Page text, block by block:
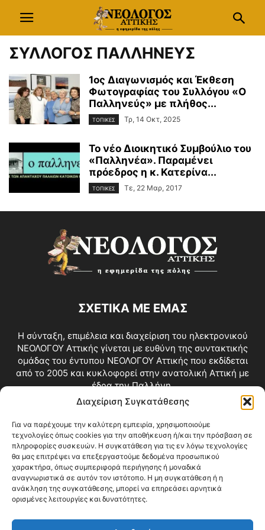
Διαχείριση Συγκατάθεσης
Για να παρέχουμε την καλύτερη εμπειρία, χρησιμοποιούμε
τεχνολογίες όπως cookies για την αποθήκευση ή/και την πρόσβαση σε
πληροφορίες συσκευών. Η συγκατάθεση για τις εν λόγω τεχνολογίες
θα μας επιτρέψει να επεξεργαστούμε δεδομένα προσωπικού
χαρακτήρα, όπως συμπεριφορά περιήγησης ή μοναδικά
αναγνωριστικά σε αυτόν τον ιστότοπο. Η μη συγκατάθεση ή η
ανάκληση της συγκατάθεσης, μπορεί να επηρεάσει αρνητικά
ορισμένες λειτουργίες και δυνατότητες.
ΣΥΛΛΟΓΟΣ ΠΑΛΛΗΝΕΥΣ
1ος Διαγωνισμός και Έκθεση
Φωτογραφίας του Συλλόγου «Ο
Παλληνεύς» με πλήθος...
ΤΟΠΙΚΕΣ Τρ, 14 Οκτ, 2025
Το νέο Διοικητικό Συμβούλιο του
«Παλληνέα». Παραμένει
πρόεδρος η κ. Κατερίνα...
ΤΟΠΙΚΕΣ Τε, 22 Μαρ, 2017
ΣΧΕΤΙΚΑ ΜΕ ΕΜΑΣ
Η σύνταξη, επιμέλεια και διαχείριση του ηλεκτρονικού
ΝΕΟΛΟΓΟΥ Αττικής γίνεται με ευθύνη της συντακτικής
ομάδας του έντυπου ΝΕΟΛΟΓΟΥ Αττικής που εκδίδεται
από το 2005 και κυκλοφορεί στην ανατολική Αττική με
έδρα την Παλλήνη.
Επικοινωνία:info@neologosattikis.gr
ΑΚΟΛΟΥΘΗΣΕ ΜΑΣ